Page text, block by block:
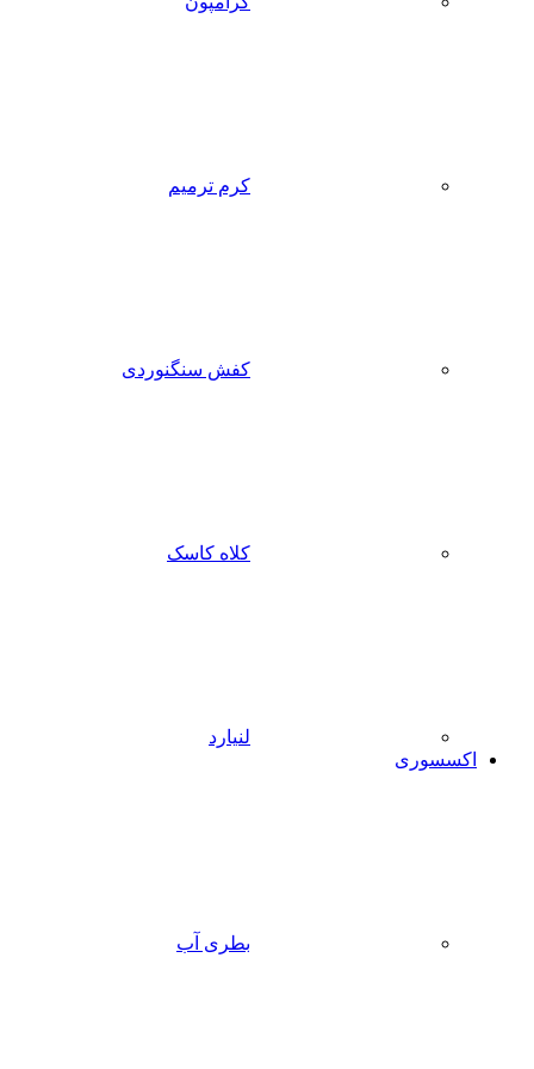
کرم ترمیم
کفش سنگنوردی
کلاه کاسک
لنیارد
اکسسوری
بطری آب